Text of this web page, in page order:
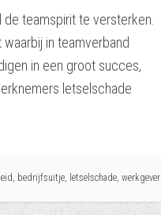
teamspirit te versterken.
in teamverband
in een groot succes,
letselschade
, bedrijfsuitje, letselschade, werkgever